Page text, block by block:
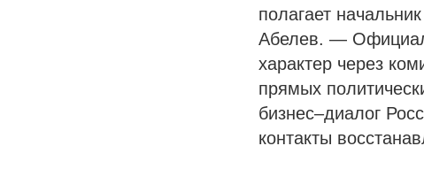
полагает
Абелев. —
характер через
прямых
бизнес–диалог
контакты